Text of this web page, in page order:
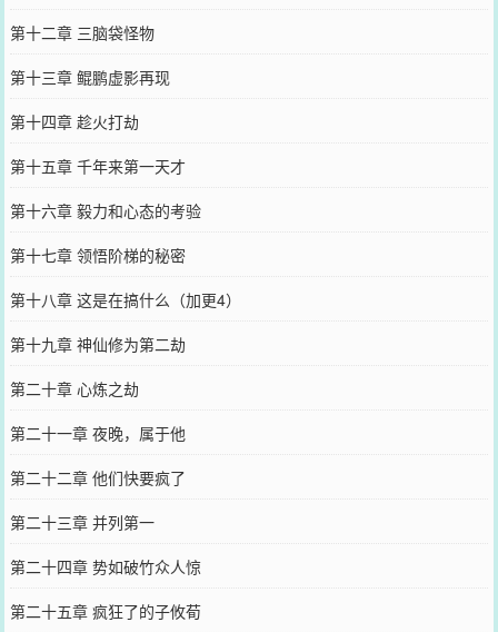
第十二章 三脑袋怪物
第十三章 鲲鹏虚影再现
第十四章 趁火打劫
第十五章 千年来第一天才
第十六章 毅力和心态的考验
第十七章 领悟阶梯的秘密
第十八章 这是在搞什么（加更4）
第十九章 神仙修为第二劫
第二十章 心炼之劫
第二十一章 夜晚，属于他
第二十二章 他们快要疯了
第二十三章 并列第一
第二十四章 势如破竹众人惊
第二十五章 疯狂了的子攸荀